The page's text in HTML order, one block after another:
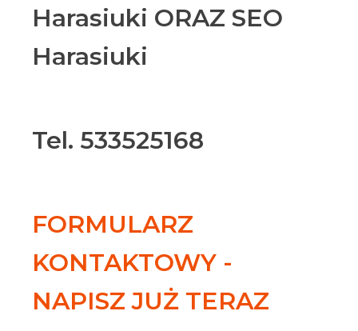
Harasiuki ORAZ SEO
Harasiuki
Tel. 533525168
FORMULARZ
KONTAKTOWY -
NAPISZ JUŻ TERAZ